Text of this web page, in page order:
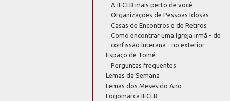
A IECLB mais perto de você
Organizações de Pessoas Idosas
Casas de Encontros e de Retiros
Como encontrar uma Igreja irmã - de
confissão luterana - no exterior
Espaço de Tomé
Perguntas frequentes
Lemas da Semana
Lemas dos Meses do Ano
Logomarca IECLB